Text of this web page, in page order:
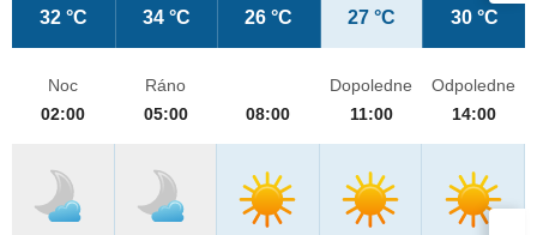
32 °C 34 °C 26 °C 27 °C 30 °C
Noc
02:00
Ráno
05:00
08:00
Dopoledne
11:00
Odpoledne
14:00